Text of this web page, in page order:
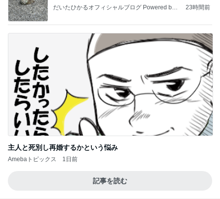
だいたひかるオフィシャルブログ Powered by
23時間前
主人と死別し再婚するかという悩み
Amebaトピックス 1日前
記事を読む